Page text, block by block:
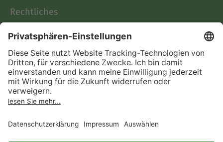
Rechtliches
AGB
Informationen nach Data
Act
Verträge hier kündigen
Impressum